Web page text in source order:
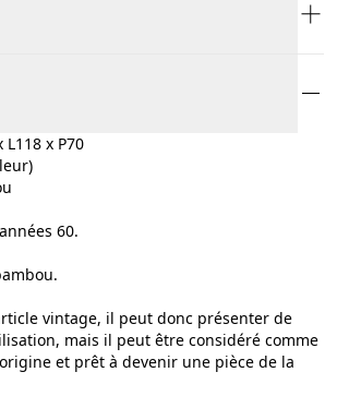
L118 x P70
60.
vintage, il peut donc présenter de
mais il peut être considéré comme
et prêt à devenir une pièce de la